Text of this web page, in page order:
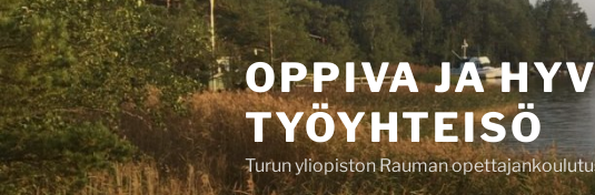
Siirry
sisältöön
OPPIVA JA
TYÖYHTEISÖ
Turun yliopiston Rauman